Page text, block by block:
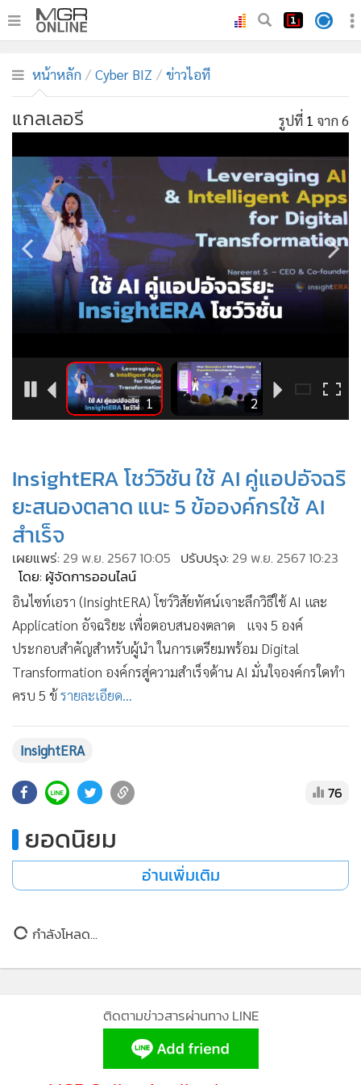
ทันเหตุการณ์
• ภาคใต้
• ภูมิภาค
• Online Section
• บันเทิง
• ผู้จัดการรายวัน
• คอลัมนิสต์
• ละคร
• CbizReview
• Cyber BIZ
• Good health & Well-being
Green Innovation & SD
Management & HR
• การเมือง
• ท่องเที่ยว
• กีฬา
• ต่างประเทศ
Special Scoop
• เศรษฐกิจ-ธุรกิจ
จีน
ชุมชน-คุณภาพชีวิต
อาชญากรรม
วิทยาศาสตร์
• SMEs
อินโดจีน
• กองทุนรวม
• Celeb Online
• ญี่ปุ่น
InsightERA โชว์วิชัน ใช้ AI คู่แอปอัจฉริ
ยะสนองตลาด แนะ 5 ข้อองค์กรใช้ AI
สำเร็จ
เผยแพร่: 29 พ.ย. 2567 10:05 ปรับปรุง: 29 พ.ย. 2567 10:23
โดย: ผู้จัดการออนไลน์
อินไซท์เอรา (InsightERA) โชว์วิสัยทัศน์เจาะลึกวิธีใช้ AI และ
Application อัจฉริยะ เพื่อตอบสนองตลาด แจง 5 องค์
ประกอบสำคัญสำหรับผู้นำ ในการเตรียมพร้อม Digital
Transformation องค์กรสู่ความสำเร็จด้าน AI มั่นใจองค์กรใดทำ
ครบ 5 ข้รายละเอียด...
InsightERA
76
ยอดนิยม
อ่านเพิ่มเติม
กำลังโหลด...
หน้าหลัก Cyber BIZ ข่าวไอที
แกลเลอรี รูปที่ 1 จาก 6
1 2
ติดตามข่าวสารผ่านทาง LINE